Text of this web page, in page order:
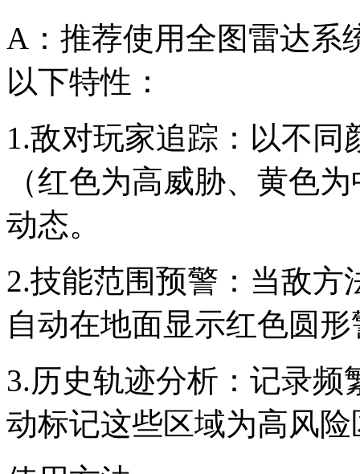
A：推荐使用全图雷达系
以下特性：
1.敌对玩家追踪：以不
（红色为高威胁、黄色
动态。
2.技能范围预警：当敌
自动在地面显示红色圆
3.历史轨迹分析：记录频
动标记这些区域为高风险